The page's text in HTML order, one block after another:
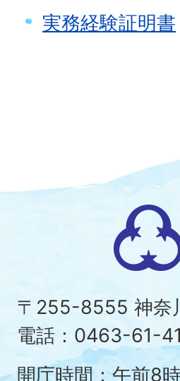
実務経験証明書
〒255-8555 神
電話：0463-61-
開庁時間：午前8